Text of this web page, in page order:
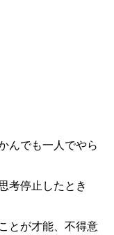
んでも一人でやら
考停止したとき
とが才能、不得意